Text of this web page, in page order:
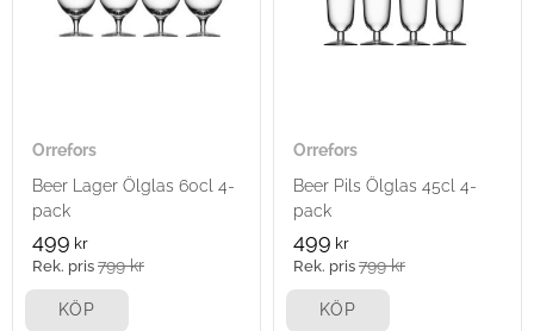
Orrefors
Beer Lager Ölglas 60cl 4-
pack
499 kr
799kr
KÖP
Orrefors
Beer Pils Ölglas 45cl 4-
pack
499 kr
799kr
KÖP